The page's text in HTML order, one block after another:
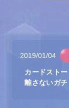
2019/01/04
カードスト
離さないガ